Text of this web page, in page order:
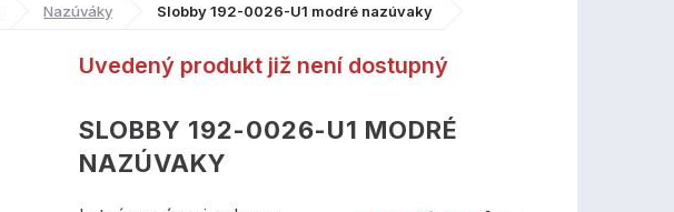
Nazúváky Slobby 192-0026-U1 modré nazúvaky
Uvedený produkt již není dostupný
SLOBBY 192-0026-U1 MODRÉ
NAZÚVAKY